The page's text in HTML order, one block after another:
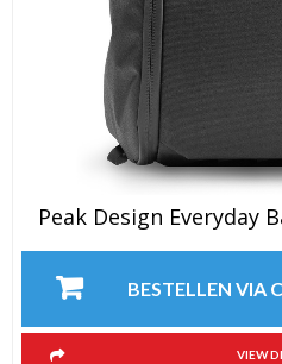
Peak Design Everyday
BESTELLEN VIA
VIEW